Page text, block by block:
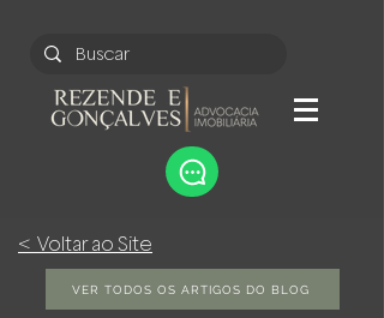
< Voltar ao Site
VER TODOS OS ARTIGOS DO BLOG